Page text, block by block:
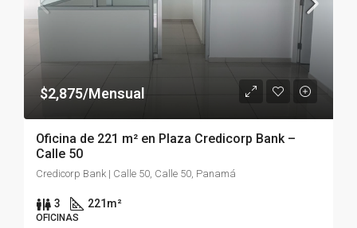
$2,875/Mensual
Oficina de 221 m² en Plaza Credicorp Bank –
Calle 50
Credicorp Bank | Calle 50, Calle 50, Panamá
3 221m²
OFICINAS